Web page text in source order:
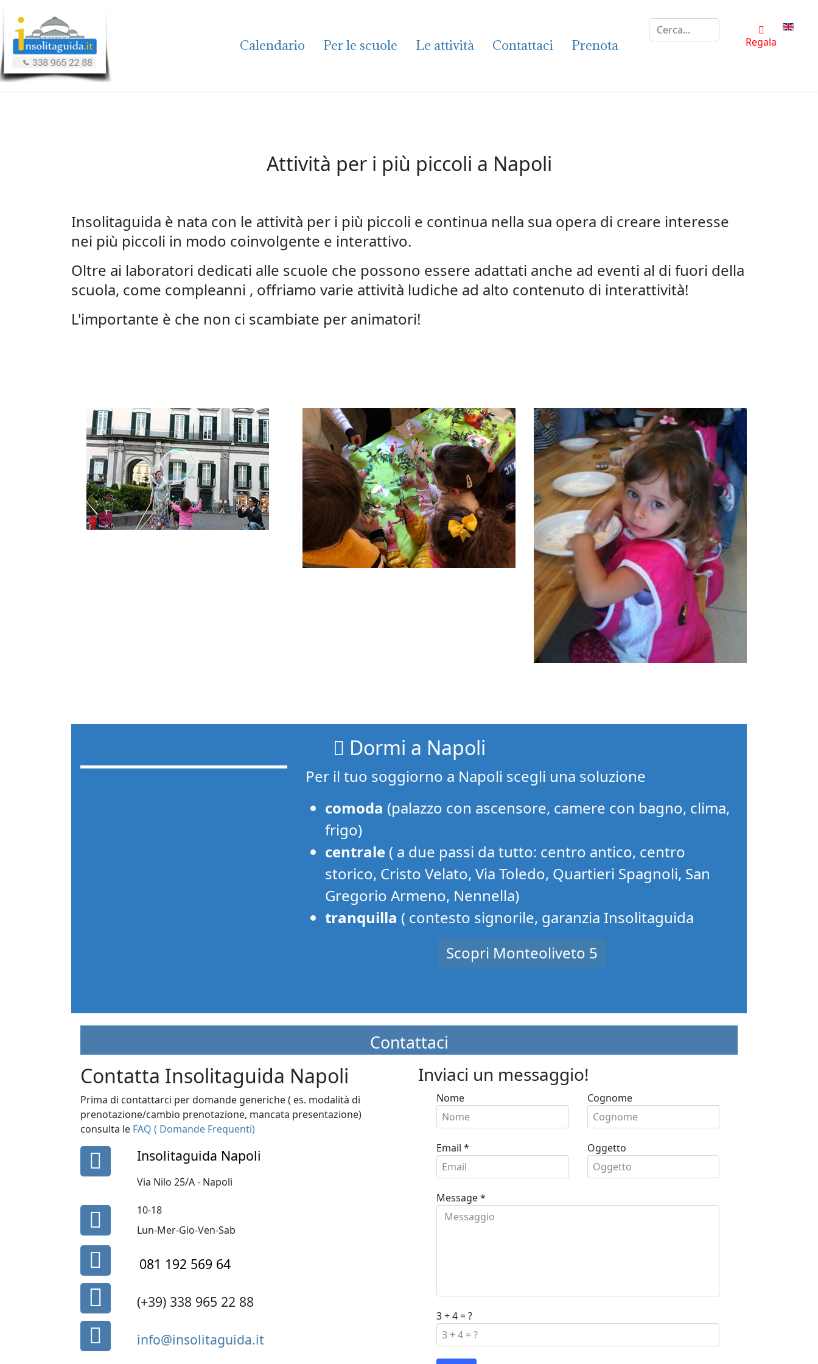
Calendario Per le scuole Le attività Contattaci Prenota
Cerca...
Regala
Attività per i più piccoli a Napoli
Insolitaguida è nata con le attività per i più piccoli e continua nella sua opera di creare interesse
nei più piccoli in modo coinvolgente e interattivo.
Oltre ai laboratori dedicati alle scuole che possono essere adattati anche ad eventi al di fuori della
scuola, come compleanni , offriamo varie attività ludiche ad alto contenuto di interattività!
L'importante è che non ci scambiate per animatori!
Dormi a Napoli
Per il tuo soggiorno a Napoli scegli una soluzione
comoda (palazzo con ascensore, camere con bagno, clima,
frigo)
centrale ( a due passi da tutto: centro antico, centro
storico, Cristo Velato, Via Toledo, Quartieri Spagnoli, San
Gregorio Armeno, Nennella)
tranquilla ( contesto signorile, garanzia Insolitaguida
Scopri Monteoliveto 5
Contattaci
Contatta Insolitaguida Napoli
Prima di contattarci per domande generiche ( es. modalità di
prenotazione/cambio prenotazione, mancata presentazione)
consulta le FAQ ( Domande Frequenti)
fas
Insolitaguida Napoli
Via Nilo 25/A - Napoli
fa
10-18
Lun-Mer-Gio-Ven-Sab
fa
phone
081 192 569 64
fas
phone-
(+39) 338 965 22 88
fa
info@insolitaguida.it
Inviaci un messaggio!
Nome Cognome
Email * Oggetto
Message*
3 + 4 = ?